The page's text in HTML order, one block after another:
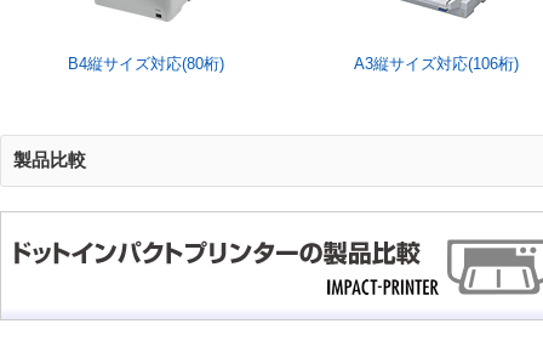
B4縦サイズ対応(80桁) A3縦サイズ対応(106桁)
製品比較